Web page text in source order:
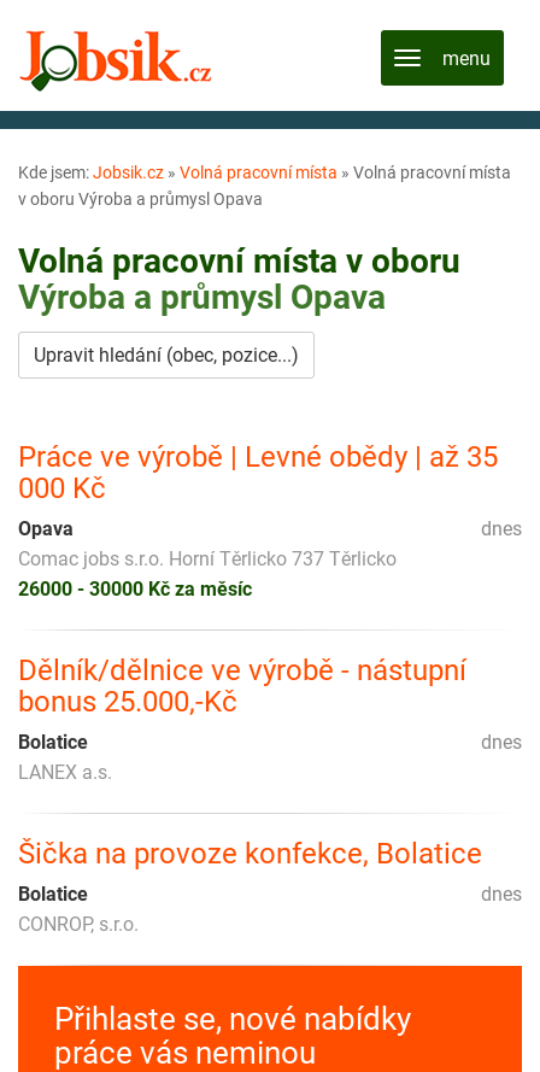
Kde jsem:Jobsik.cz » Volná pracovní místa » Volná pracovní místa
v oboru Výroba a průmysl Opava
Volná pracovní místa v oboru
Výroba a průmysl Opava
Upravit hledání (obec, pozice...)
Práce ve výrobě | Levné obědy | až 35
000 Kč
dnes
Opava
Comac jobs s.r.o. Horní Těrlicko 737 Těrlicko
26000 - 30000 Kč za měsíc
Dělník/dělnice ve výrobě - nástupní
bonus 25.000,-Kč
dnes
Bolatice
LANEX a.s.
Šička na provoze konfekce, Bolatice
dnes
Bolatice
CONROP, s.r.o.
Přihlaste se, nové nabídky
práce vás neminou